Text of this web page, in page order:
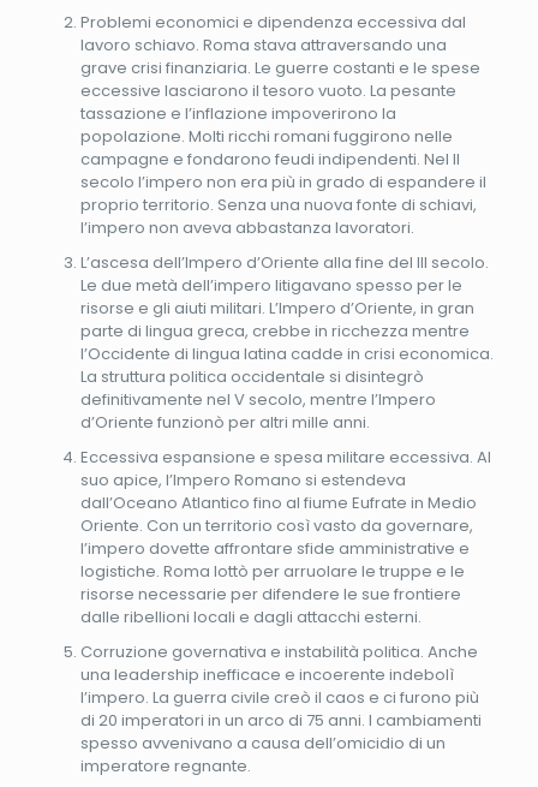
Problemi economici e dipendenza eccessiva dal
lavoro schiavo. Roma stava attraversando una
grave crisi finanziaria. Le guerre costanti e le spese
eccessive lasciarono il tesoro vuoto. La pesante
tassazione e l’inflazione impoverirono la
popolazione. Molti ricchi romani fuggirono nelle
campagne e fondarono feudi indipendenti. Nel II
secolo l’impero non era più in grado di espandere il
proprio territorio. Senza una nuova fonte di schiavi,
l’impero non aveva abbastanza lavoratori.
L’ascesa dell’Impero d’Oriente alla fine del III secolo.
Le due metà dell’impero litigavano spesso per le
risorse e gli aiuti militari. L’Impero d’Oriente, in gran
parte di lingua greca, crebbe in ricchezza mentre
l’Occidente di lingua latina cadde in crisi economica.
La struttura politica occidentale si disintegrò
definitivamente nel V secolo, mentre l’Impero
d’Oriente funzionò per altri mille anni.
Eccessiva espansione e spesa militare eccessiva. Al
suo apice, l’Impero Romano si estendeva
dall’Oceano Atlantico fino al fiume Eufrate in Medio
Oriente. Con un territorio così vasto da governare,
l’impero dovette affrontare sfide amministrative e
logistiche. Roma lottò per arruolare le truppe e le
risorse necessarie per difendere le sue frontiere
dalle ribellioni locali e dagli attacchi esterni.
Corruzione governativa e instabilità politica. Anche
una leadership inefficace e incoerente indebolì
l’impero. La guerra civile creò il caos e ci furono più
di 20 imperatori in un arco di 75 anni. I cambiamenti
spesso avvenivano a causa dell’omicidio di un
imperatore regnante.